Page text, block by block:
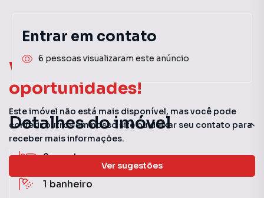
Você pode encontrar novas
oportunidades!
Este imóvel não está mais disponível, mas você pode
conferir outros em nosso site ou deixar seu contato para
receber mais informações.
Ver sugestões
Detalhes do imóvel
2quartos
1 banheiro
Entrar em contato
6 pessoas visualizaram este anúncio